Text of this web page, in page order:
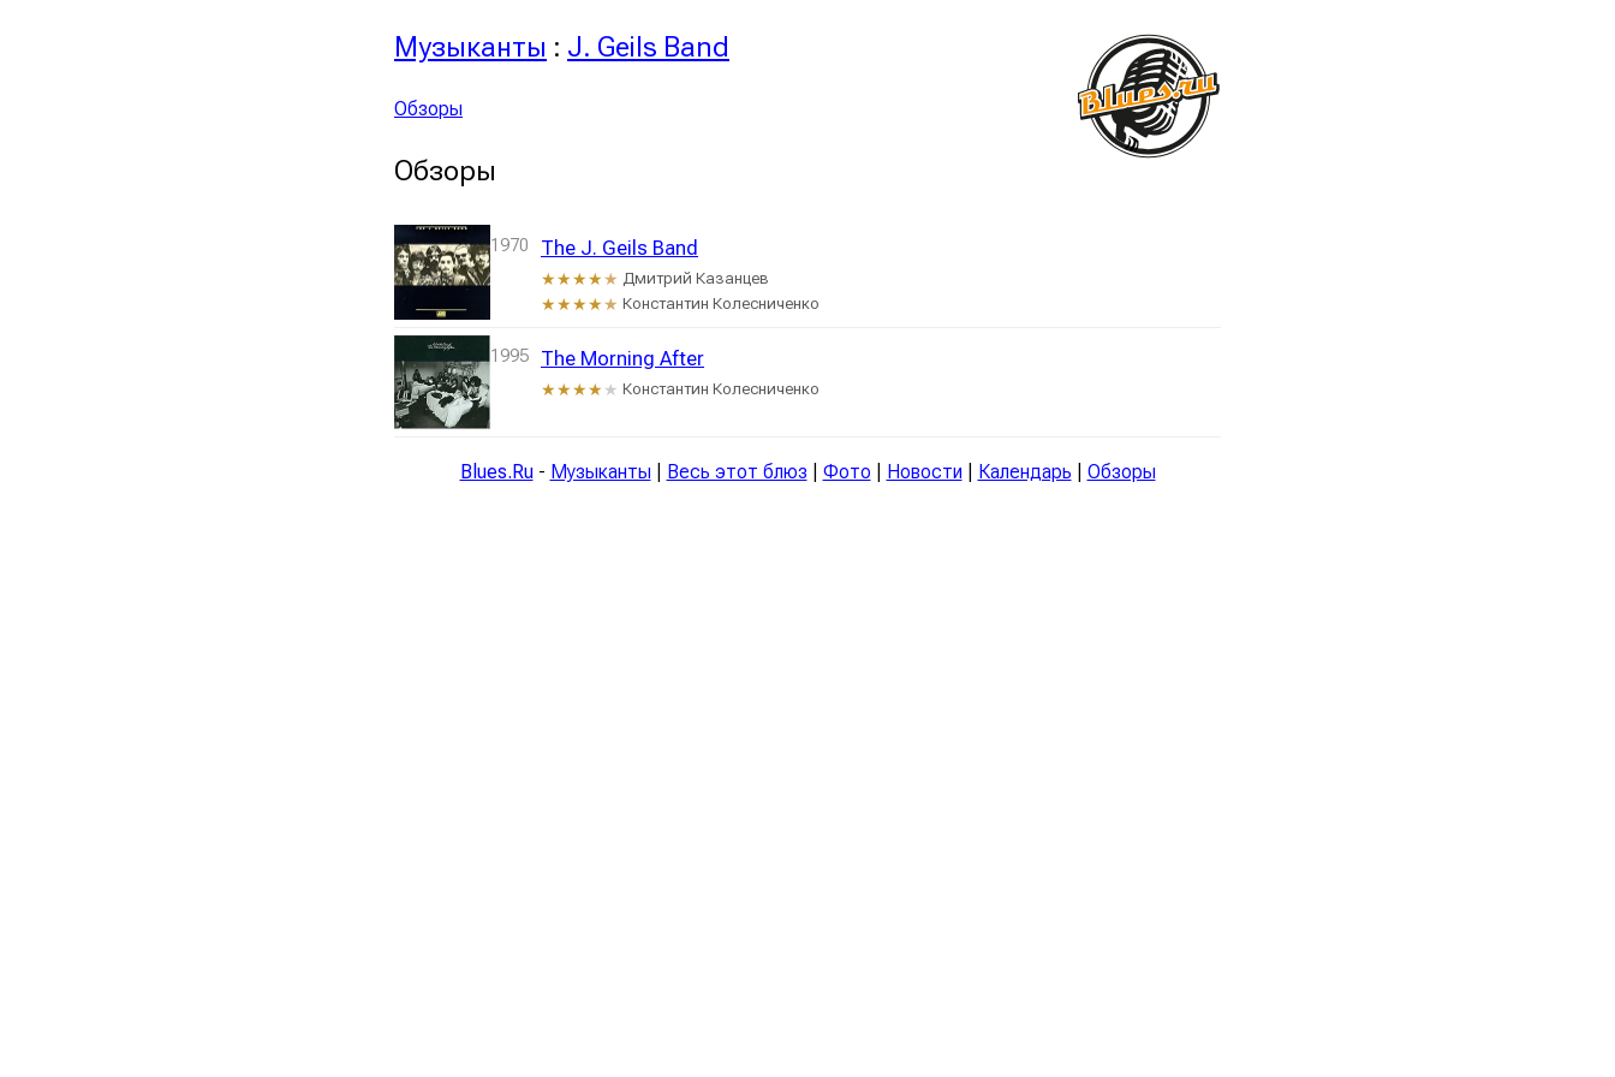
Музыканты : J. Geils Band
Обзоры
Обзоры
1970 The J. Geils Band
★★★★★ Дмитрий Казанцев
★★★★★ Константин Колесниченко
1995 The Morning After
★★★★★ Константин Колесниченко
Blues.Ru- Музыканты Весь этот блюз Фото Новости Календарь Обзоры